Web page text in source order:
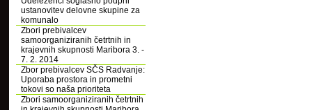
ustanovitev delovne skupine za
komunalo
Zbori prebivalcev
samoorganiziranih četrtnih in
krajevnih skupnosti Maribora 3. -
7. 2. 2014
Zbor prebivalcev SČS Radvanje:
Uporaba prostora in prometni
tokovi so naša prioriteta
Zbori samoorganiziranih četrtnih